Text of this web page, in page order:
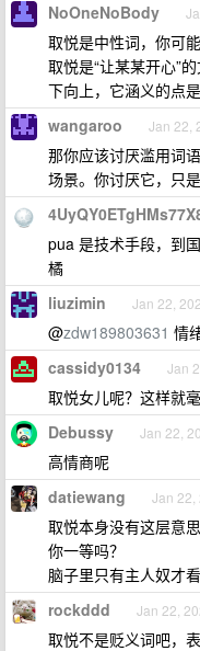
NoOneNoBody
取悦是中性词，你可
取悦是“让某某开心”
下向上，它涵义的点
wangaroo Jan 22,
那你应该讨厌滥用词
场景。你讨厌它，只
pua 是技术手段，到
橘
liuzimin Jan 22,
@zdw189803631 情
cassidy0134 Jan
取悦女儿呢？这样就
Debussy Jan 22,
高情商呢
datiewang Jan 22,
取悦本身没有这层意
你一等吗？
脑子里只有主人奴才
rockddd Jan 22,
取悦不是贬义词吧，